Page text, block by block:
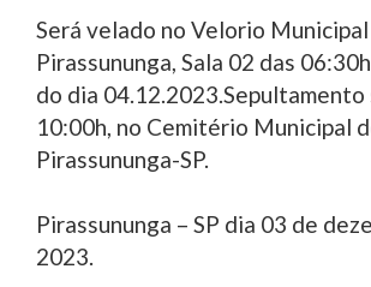
Será velado no Velorio
Pirassununga, Sala 02 das
do dia 04.12.2023.Sepultamento
10:00h, no Cemitério Municipal
Pirassununga-SP.
Pirassununga – SP dia 03 de
2023.